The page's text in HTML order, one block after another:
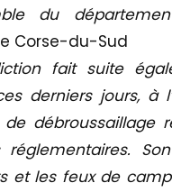
du
Corse-du-Sud
fait suite
derniers jours, à
de débroussaillage
réglementaires.
et les feux de